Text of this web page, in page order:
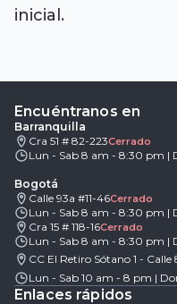
inicial.
Encuéntranos en
Barranquilla
Cra 51 # 82-223Cerrado
Lun - Sab 8 am - 8:30 pm |
Bogotá
Calle 93a #11-46Cerrado
Lun - Sab 8 am - 8:30 pm |
Cra 15 # 118-16Cerrado
Lun - Sab 8 am - 8:30 pm |
CC El Retiro Sótano 1 - Calle
Lun - Sab 10 am - 8 pm |
Enlaces rápidos